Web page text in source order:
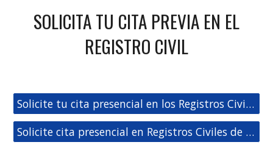
SOLICITA TU CITA PREVIA EN EL
REGISTRO CIVIL
Solicite tu cita presencial en los Registros Civiles de Castilla-León
Solicite cita presencial en Registros Civiles de España